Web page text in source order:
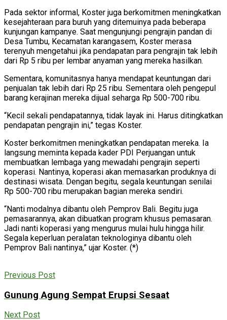
Pada sektor informal, Koster juga berkomitmen meningkatkan
kesejahteraan para buruh yang ditemuinya pada beberapa
kunjungan kampanye. Saat mengunjungi pengrajin pandan di
Desa Tumbu, Kecamatan karangasem, Koster merasa
terenyuh mengetahui jika pendapatan para pengrajin tak lebih
dari Rp 5 ribu per lembar anyaman yang mereka hasilkan.
Sementara, komunitasnya hanya mendapat keuntungan dari
penjualan tak lebih dari Rp 25 ribu. Sementara oleh pengepul
barang kerajinan mereka dijual seharga Rp 500-700 ribu.
“Kecil sekali pendapatannya, tidak layak ini. Harus ditingkatkan
pendapatan pengrajin ini,” tegas Koster.
Koster berkomitmen meningkatkan pendapatan mereka. Ia
langsung meminta kepada kader PDI Perjuangan untuk
membuatkan lembaga yang mewadahi pengrajin seperti
koperasi. Nantinya, koperasi akan memasarkan produknya di
destinasi wisata. Dengan begitu, segala keuntungan senilai
Rp 500-700 ribu merupakan bagian mereka sendiri.
“Nanti modalnya dibantu oleh Pemprov Bali. Begitu juga
pemasarannya, akan dibuatkan program khusus pemasaran.
Jadi nanti koperasi yang mengurus mulai hulu hingga hilir.
Segala keperluan peralatan teknologinya dibantu oleh
Pemprov Bali nantinya,” ujar Koster. (*)
Previous Post
Gunung Agung Sempat Erupsi Sesaat
Next Post